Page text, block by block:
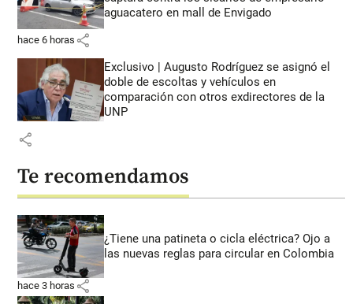
aguacatero en mall de Envigado
hace 6 horas share
Exclusivo | Augusto Rodríguez se asignó el
doble de escoltas y vehículos en
comparación con otros exdirectores de la
UNP
share
Te recomendamos
¿Tiene una patineta o cicla eléctrica? Ojo a
las nuevas reglas para circular en Colombia
hace 3 horas share